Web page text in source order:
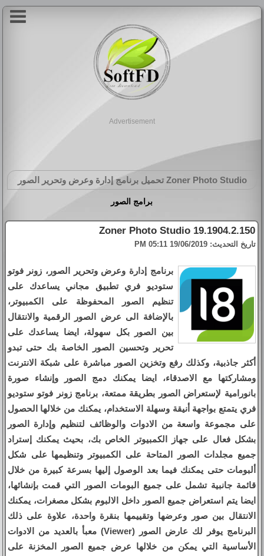
Advertisement
Zoner Photo Studio تحميل برنامج إدارة وعرض وتحرير الصور
برامج الصور
Zoner Photo Studio 19.1904.2.150
تاريخ التحديث: 19/06/2019 05:11 PM
برنامج إدارة وعرض وتحرير الصور، زونر فوتو
ستوديو فري تطبيق مجاني يساعدك على
تنظيم الصور المحفوظة على الكمبيوتر،
بالإضافة الى عرض الصور الرقمية والانتقال
بين الصور بكل سهولة، ايضا يساعدك على
تحرير وتحسين الصور الخاصة بك حتى تبدو
أكثر جاذبية، وكذلك رفع وتخزين الصور مباشرة على شبكة الانترنت
ومشاركتها مع الاصدقاء، ايضا يمكنك دمج الصور وإنشاء صورة
بانورامية لإستعراض الصور بطريقة ممتعة، برنامج زونر فوتو ستوديو
فري يتمتع بواجهة أنيقة وسهلة الاستخدام، يمكنك من خلالها الحصول
على مجموعة واسعة من الادوات والوظائف لتنظيم وإدارة الصور
بشكل فعال على جهاز الكمبيوتر الخاص بك، بحيث يمكنك إستراد
جميع مجلدات الصور المتاحة على الكمبيوتر وتنظيمها على شكل
ألبومات حتى يمكنك فيما بعد الوصول إليها بسرعة كبيرة من خلال
قائمة جانبية تشمل على جميع البومات الصور التي قمت بإنشائها،
ايضا يتم استعراض جميع الصور داخل الالبوم بشكل مصغرات، يمكنك
الانتقال بين صور وعرضها وتقييمها بنقرة واحدة، علاوة على ذلك
البرنامج يوفر لك عارض الصور (Viewer) معبأ بالعديد من الادوات
الأساسية التي يمكن من خلالها عرض جميع الصور المخزنة على